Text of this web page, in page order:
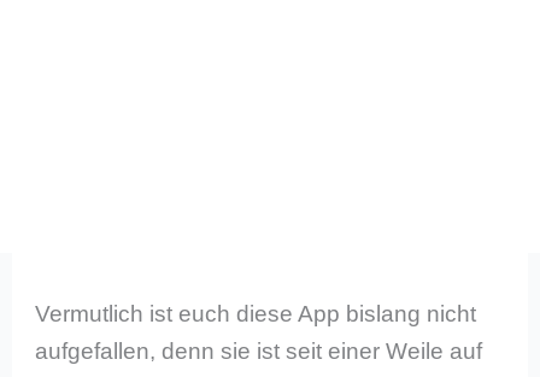
Vermutlich ist euch diese App bislang nicht
aufgefallen, denn sie ist seit einer Weile auf